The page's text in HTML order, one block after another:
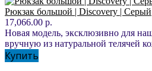
Рюкзак большой | Discovery | Серый
17,066.00 р.
Новая модель, эксклюзивно для
вручную из натуральной телячей
Купить